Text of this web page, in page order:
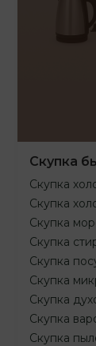
Скупка
Скупка
Скупка
Скупка
Скупка
Скупка
Скупка
Скупка
Скупка
Скупка